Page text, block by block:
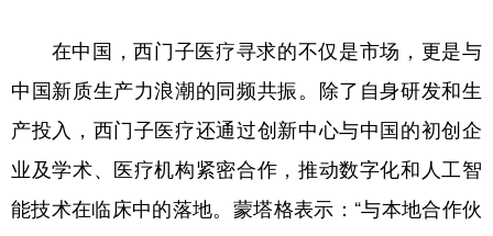
在中国，西门子医疗寻求的不仅是市场，更是与
中国新质生产力浪潮的同频共振。除了自身研发和生
产投入，西门子医疗还通过创新中心与中国的初创企
业及学术、医疗机构紧密合作，推动数字化和人工智
能技术在临床中的落地。蒙塔格表示：“与本地合作伙